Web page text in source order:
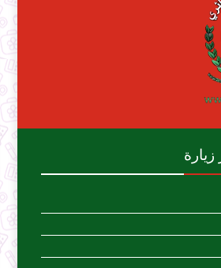
زيارة